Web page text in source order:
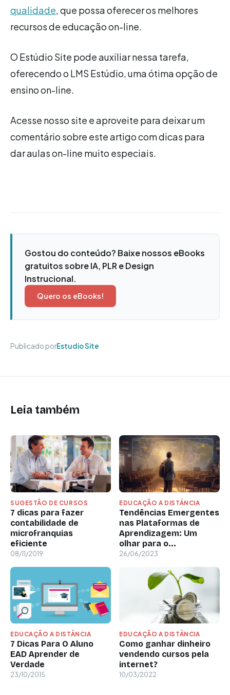
qualidade , que possa oferecer os melhores
recursos de educação on-line.
O Estúdio Site pode auxiliar nessa tarefa,
oferecendo o LMS Estúdio, uma ótima opção de
ensino on-line.
Acesse nosso site e aproveite para deixar um
comentário sobre este artigo com dicas para
dar aulas on-line muito especiais.
Gostou do conteúdo? Baixe nossos eBooks
gratuitos sobre IA, PLR e Design
Instrucional.
Quero os eBooks!
Publicado porEstudio Site
Leia também
SUGESTÃO DE CURSOS
7 dicas para fazer
contabilidade de
microfranquias
eficiente
08/11/2019
EDUCAÇÃO A DISTÂNCIA
Tendências Emergentes
nas Plataformas de
Aprendizagem: Um
olhar para o...
26/06/2023
EDUCAÇÃO A DISTÂNCIA
7 Dicas Para O Aluno
EAD Aprender de
Verdade
23/10/2015
EDUCAÇÃO A DISTÂNCIA
Como ganhar dinheiro
vendendo cursos pela
internet?
10/03/2022